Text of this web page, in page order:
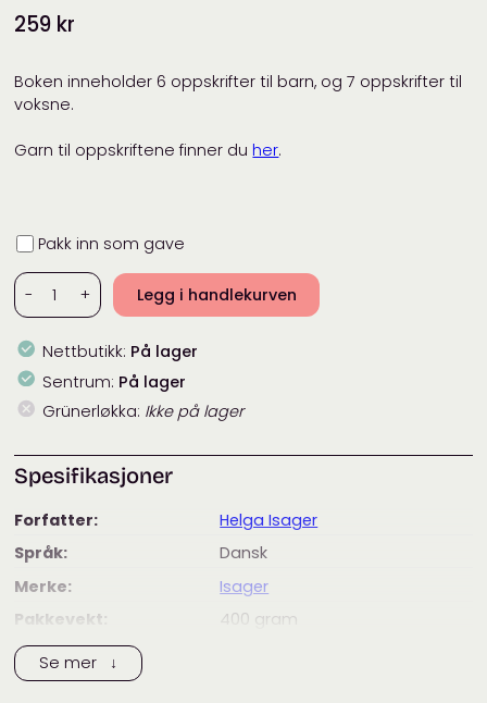
259 kr
Boken inneholder 6 oppskrifter til barn, og 7 oppskrifter til
voksne.
Garn til oppskriftene finner du her.
Innpakning
Pakk inn som gave
-
The
Bird
-
Helga
Isager
+ Legg i handlekurven
Nettbutikk: På lager
Sentrum: På lager
Grünerløkka: Ikke på lager
Spesifikasjoner
Forfatter:
Helga Isager
Språk:
Dansk
Merke:
Isager
Pakkevekt:
400 gram
Pakke størrelse:
Kategorier:
Se mer ↓